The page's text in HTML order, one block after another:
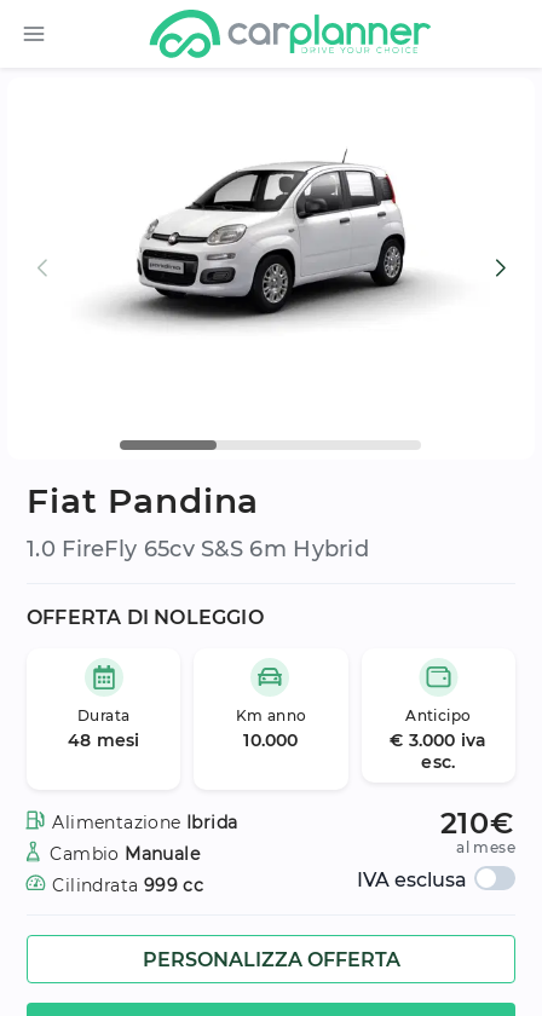
Fiat Pandina
1.0 FireFly 65cv S&S 6m Hybrid
OFFERTA DI NOLEGGIO
Durata
48 mesi
Km anno
10.000
Anticipo
€ 3.000 iva
esc.
Alimentazione Ibrida
Cambio Manuale
Cilindrata 999 cc
210€
al mese
IVA esclusa
PERSONALIZZA OFFERTA